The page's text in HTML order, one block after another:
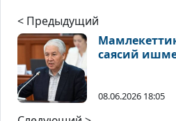
< Предыдущий
саясий
08.06.2026 18:05